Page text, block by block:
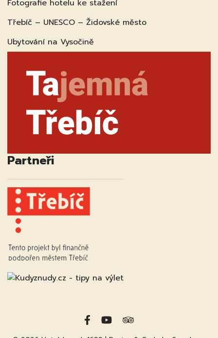
Fotografie hotelu ke stažení
Třebíč – UNESCO – Židovské město
Ubytování na Vysočině
Partneři